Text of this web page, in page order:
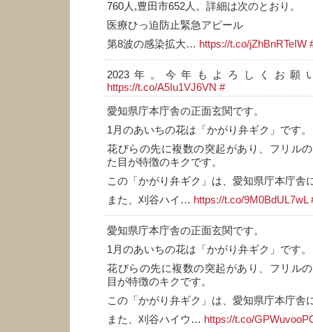
760人,豊田市652人。詳細は次のとおり。
医療ひっ迫防止緊急アピール
第8波の感染拡大… https://t.co/jZhBnRTeIW
2023年。今年もよろしくお
https://t.co/A5Iu1VJ6VN #
愛知県庁本庁舎の正面玄関です。
1月のあいちの花は「かがり弁ギク」です。
花びらの先に複数の突起があり、フリル
た目が特徴のキクです。
この「かがり弁ギク」は、愛知県庁本庁舎
また、刈谷ハイ… https://t.co/9M0BdUL7wL
愛知県庁本庁舎の正面玄関です。
1月のあいちの花は「かがり弁ギク」です。
花びらの先に複数の突起があり、フリル
目が特徴のキクです。
この「かがり弁ギク」は、愛知県庁本庁舎
また、刈谷ハイウ… https://t.co/